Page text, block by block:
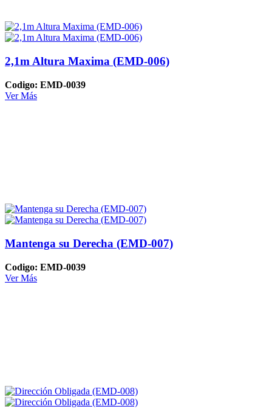
2,1m Altura Maxima (EMD-006)
Codigo: EMD-0039
Ver Más
Mantenga su Derecha (EMD-007)
Codigo: EMD-0039
Ver Más